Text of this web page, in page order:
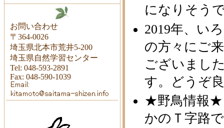
お問い合わせ
〒364-0026
埼玉県北本市荒井5-200
埼玉県自然学習センター
Tel: 048-593-2891
Fax: 048-590-1039
になりそう
2019年、い
の方々にご
ございまし
す。どうぞ
★野鳥情報★
かのＴ字路で